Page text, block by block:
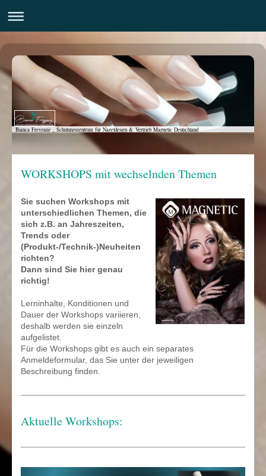
Bianca Freygang _ Schulungszentrum für Nageldesign & Vertrieb Magnetic Deutschland
WORKSHOPS mit wechselnden Themen
Sie suchen Workshops mit
unterschiedlichen Themen, die
sich z.B. an Jahreszeiten,
Trends oder
(Produkt-/Technik-)Neuheiten
richten?
Dann sind Sie hier genau
richtig!
Lerninhalte, Konditionen und
Dauer der Workshops variieren,
deshalb werden sie einzeln
aufgelistet.
Für die Workshops gibt es auch ein separates
Anmeldeformular, das Sie unter der jeweiligen
Beschreibung finden.
Aktuelle Workshops: